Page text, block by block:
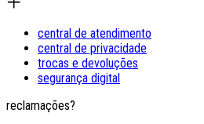
central de atendimento
central de privacidade
trocas e devoluções
segurança digital
reclamações?